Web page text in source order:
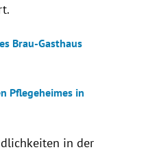
Brau-Gasthaus
Pflegeheimes in
in der